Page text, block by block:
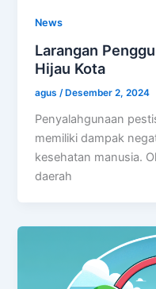
News
Larangan
Hijau Kota
agus /Desember 2, 2024
Penyalahgunaan
memiliki dampak
kesehatan manusia.
daerah